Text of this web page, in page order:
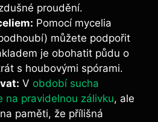
proudění.
Pomocí mycelia
můžete podpořit
je obohatit půdu o
s houbovými spórami.
V období sucha
na pravidelnou zálivku, ale
paměti, že přílišná